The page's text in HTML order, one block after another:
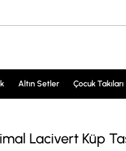
Altın Setler Çocuk Takıları
Lacivert Küp